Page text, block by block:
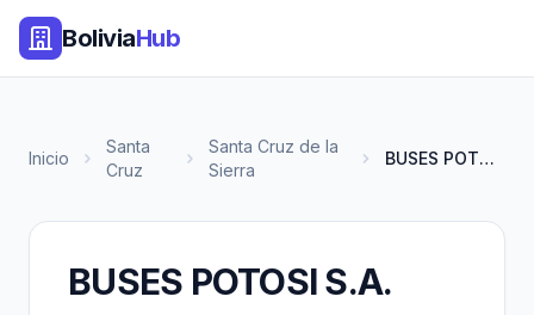
BoliviaHub
Inicio
Santa
Cruz
Santa Cruz de la
Sierra
BUSES POTOSI S.A.
BUSES POTOSI S.A.